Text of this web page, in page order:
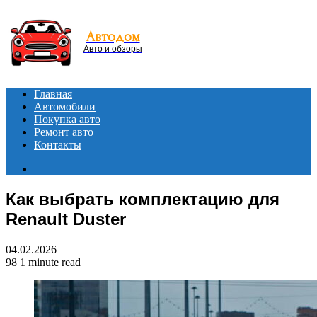
Автодом
Авто и обзоры
Главная
Автомобили
Покупка авто
Ремонт авто
Контакты
Как выбрать комплектацию для
Renault Duster
04.02.2026
98 1 minute read